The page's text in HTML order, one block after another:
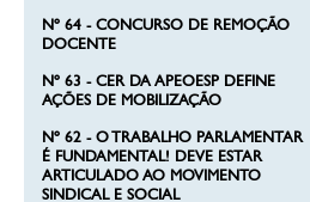
Nº 64 - CONCURSO DE REMOÇÃO
DOCENTE
Nº 63 - CER DA APEOESP DEFINE
AÇÕES DE MOBILIZAÇÃO
Nº 62 - O TRABALHO PARLAMENTAR
É FUNDAMENTAL! DEVE ESTAR
ARTICULADO AO MOVIMENTO
SINDICAL E SOCIAL